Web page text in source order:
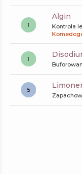
1
algin
Kontrola
1
5